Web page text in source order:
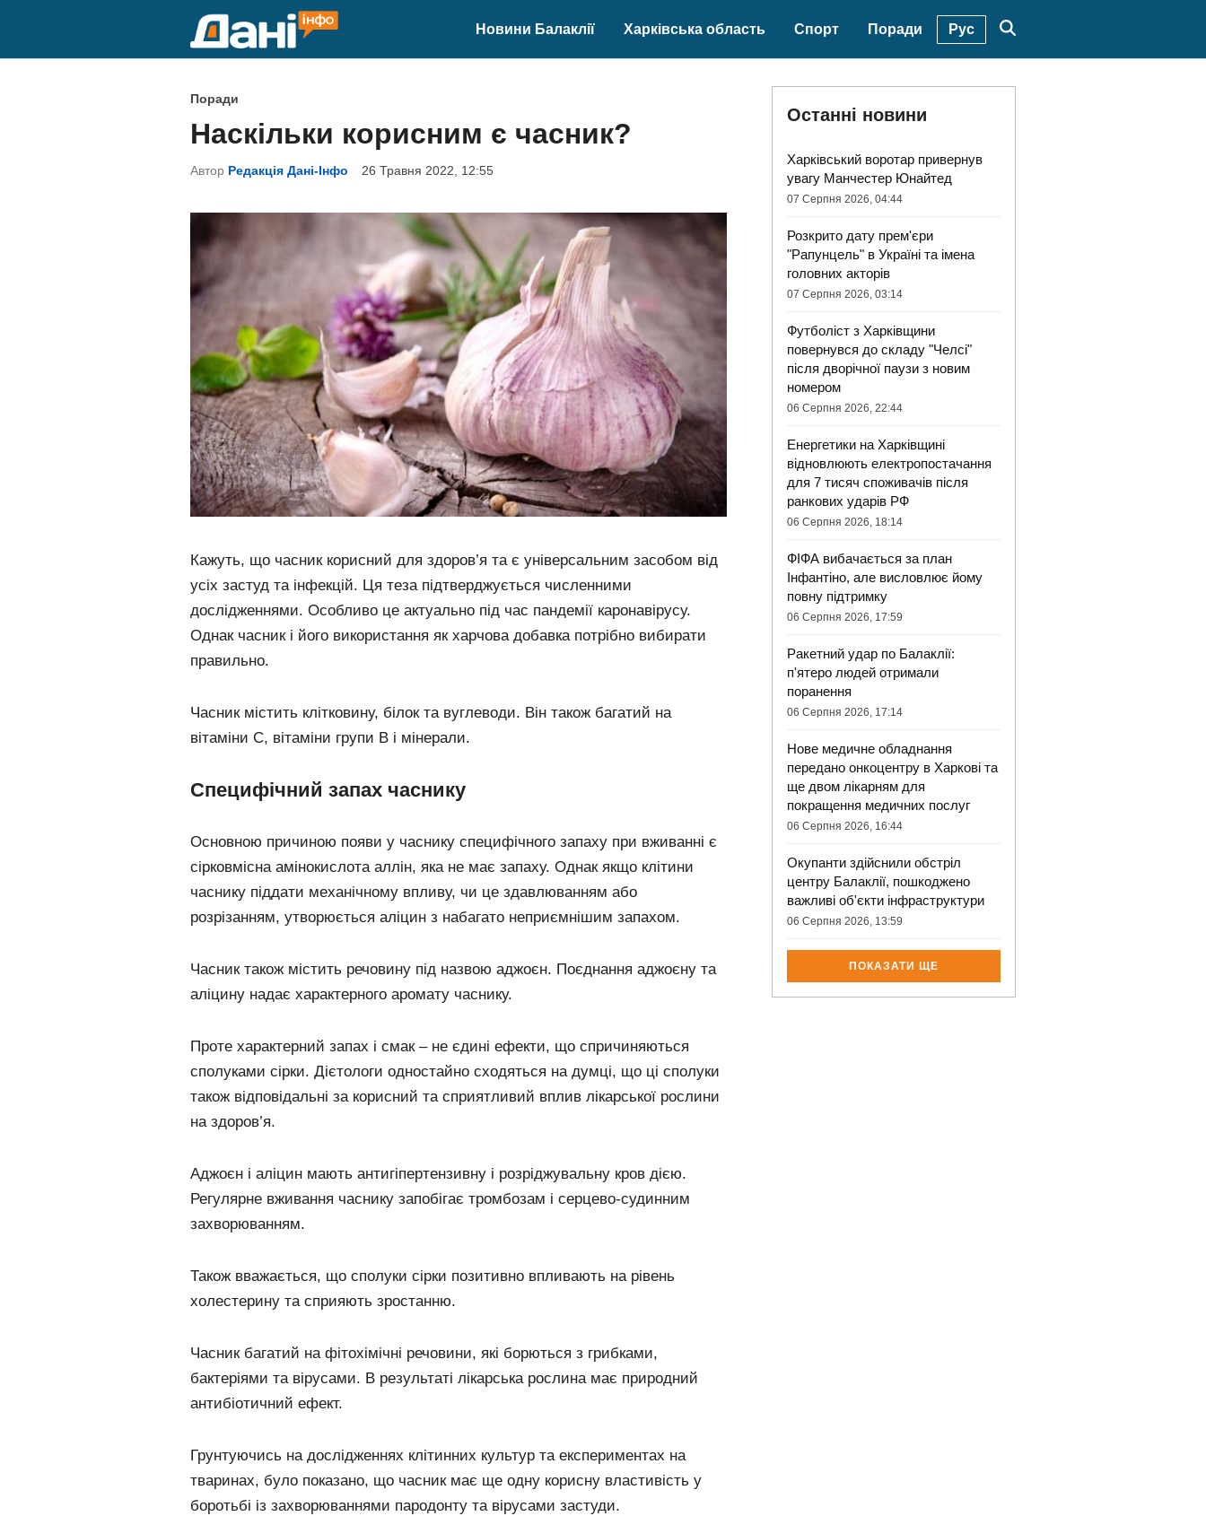
Новини Балаклії Харківська область Спорт Поради Рус
P
o
s
t
d
Поради
Наскільки корисним є часник?
Автор Редакція Дані-Інфо 26 Травня 2022, 12:55
Кажуть, що часник корисний для здоров’я та є універсальним засобом від
усіх застуд та інфекцій. Ця теза підтверджується численними
дослідженнями. Особливо це актуально під час пандемії каронавірусу.
Однак часник і його використання як харчова добавка потрібно вибирати
правильно.
Часник містить клітковину, білок та вуглеводи. Він також багатий на
вітаміни С, вітаміни групи В і мінерали.
Специфічний запах часнику
Основною причиною появи у часнику специфічного запаху при вживанні є
сірковмісна амінокислота аллін, яка не має запаху. Однак якщо клітини
часнику піддати механічному впливу, чи це здавлюванням або
розрізанням, утворюється аліцин з набагато неприємнішим запахом.
Часник також містить речовину під назвою аджоєн. Поєднання аджоєну та
аліцину надає характерного аромату часнику.
Проте характерний запах і смак – не єдині ефекти, що спричиняються
сполуками сірки. Дієтологи одностайно сходяться на думці, що ці сполуки
також відповідальні за корисний та сприятливий вплив лікарської рослини
на здоров’я.
Аджоєн і аліцин мають антигіпертензивну і розріджувальну кров дією.
Регулярне вживання часнику запобігає тромбозам і серцево-судинним
захворюванням.
Також вважається, що сполуки сірки позитивно впливають на рівень
холестерину та сприяють зростанню.
Часник багатий на фітохімічні речовини, які борються з грибками,
бактеріями та вірусами. В результаті лікарська рослина має природний
антибіотичний ефект.
Грунтуючись на дослідженнях клітинних культур та експериментах на
тваринах, було показано, що часник має ще одну корисну властивість у
боротьбі із захворюваннями пародонту та вірусами застуди.
Останні новини
Харківський воротар привернув
увагу Манчестер Юнайтед
07 Серпня 2026, 04:44
Розкрито дату прем'єри
"Рапунцель" в Україні та імена
головних акторів
07 Серпня 2026, 03:14
Футболіст з Харківщини
повернувся до складу "Челсі"
після дворічної паузи з новим
номером
06 Серпня 2026, 22:44
Енергетики на Харківщині
відновлюють електропостачання
для 7 тисяч споживачів після
ранкових ударів РФ
06 Серпня 2026, 18:14
ФІФА вибачається за план
Інфантіно, але висловлює йому
повну підтримку
06 Серпня 2026, 17:59
Ракетний удар по Балаклії:
п'ятеро людей отримали
поранення
06 Серпня 2026, 17:14
Нове медичне обладнання
передано онкоцентру в Харкові та
ще двом лікарням для
покращення медичних послуг
06 Серпня 2026, 16:44
Окупанти здійснили обстріл
центру Балаклії, пошкоджено
важливі об'єкти інфраструктури
06 Серпня 2026, 13:59
ПОКАЗАТИ ЩЕ